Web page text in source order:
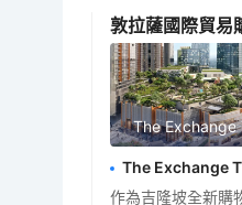
敦拉薩國際貿易
The Exchange
The Exchange
作為吉隆坡全新購